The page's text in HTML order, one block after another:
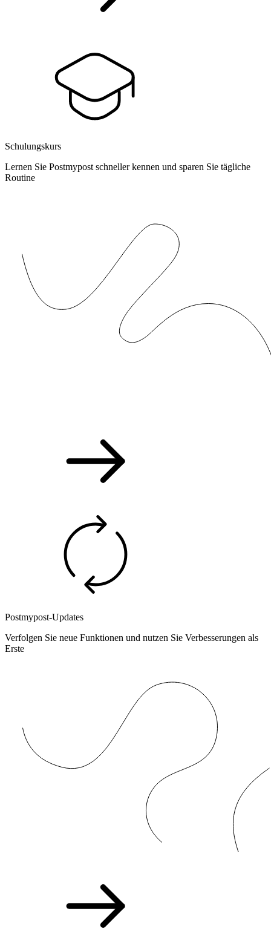
Schulungskurs
Lernen Sie Postmypost schneller kennen und sparen Sie tägliche
Routine
Postmypost-Updates
Verfolgen Sie neue Funktionen und nutzen Sie Verbesserungen als
Erste